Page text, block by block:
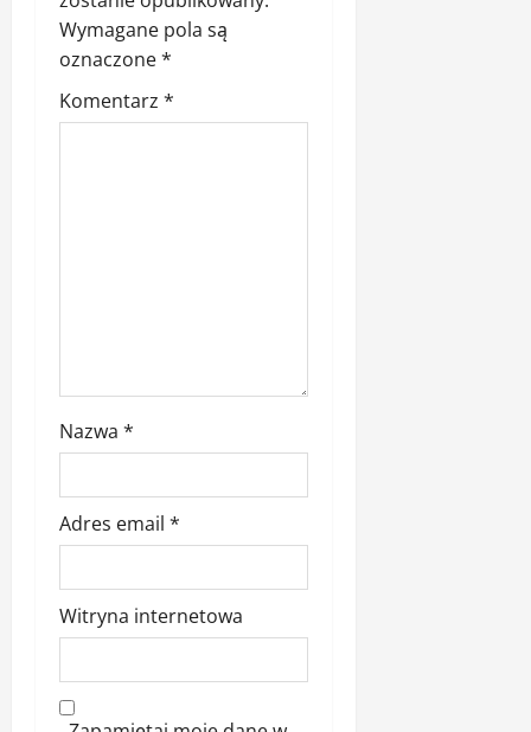
i
s
y
Wymagane pola są
oznaczone*
Komentarz *
Nazwa *
Adres email *
Witryna internetowa